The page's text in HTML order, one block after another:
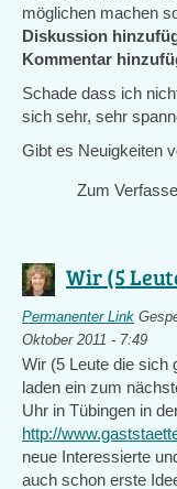
möglichen machen
Diskussion
Kommentar
Schade dass ich
sich sehr, sehr
Gibt es Neuigkeiten
Zum
Wir (5
Permanenter Link
Oktober 2011 - 7:49
Wir (5 Leute die sich
laden ein zum
Uhr in Tübingen in
http://
neue Interessierte
auch schon erste